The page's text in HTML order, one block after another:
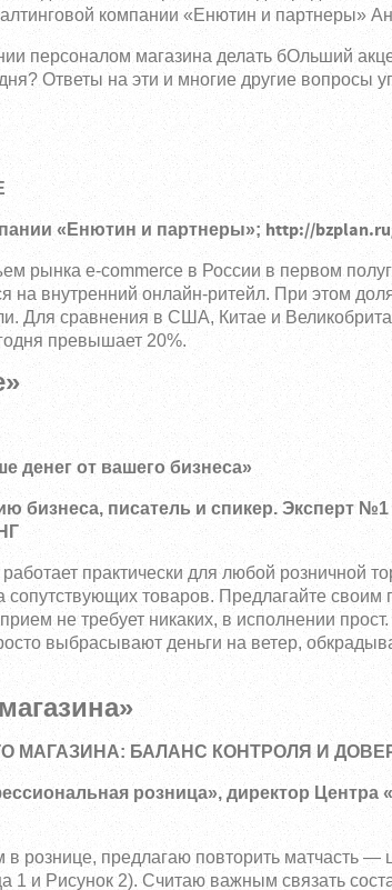
компании «Енютин и партнеры»
персоналом магазина делать бОльший
Ответы на эти и многие другие вопросы
«Енютин и партнеры»;http://
рынка e-commerce в России в первом
на внутренний онлайн-ритейл. При этом
Для сравнения в США, Китае и
превышает 20%.
денег от вашего бизнеса»
бизнеса, писатель и спикер. Эксперт
практически для любой розничной
товаров. Предлагайте своим
не требует никаких, в исполнении
выбрасывают деньги на ветер,
БАЛАНС КОНТРОЛЯ И
розница», директор Центра
рознице, предлагаю повторить матчасть —
и Рисунок 2). Считаю важным связать